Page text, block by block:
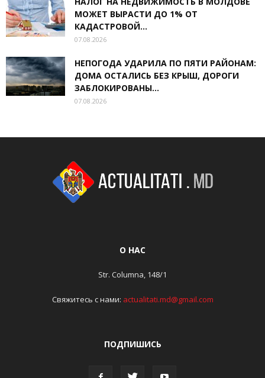
МОЖЕТ ВЫРАСТИ ДО 1% ОТ
КАДАСТРОВОЙ...
07.08.2026
НЕПОГОДА УДАРИЛА ПО ПЯТИ РАЙОНАМ:
ДОМА ОСТАЛИСЬ БЕЗ КРЫШ, ДОРОГИ
ЗАБЛОКИРОВАНЫ...
07.08.2026
О НАС
Str. Columna, 148/1
Свяжитесь с нами: actualitati.md@gmail.com
ПОДПИШИСЬ